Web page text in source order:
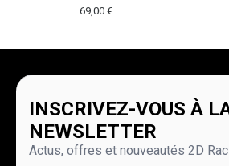
69,00 €
INSCRIVEZ-VOUS À
NEWSLETTER
Actus, offres et nouveautés 2D